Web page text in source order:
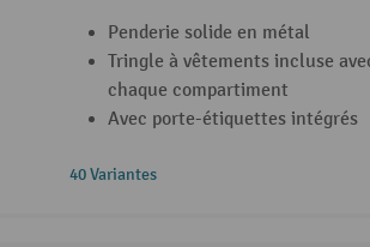
Penderie solide en métal
Tringle à vêtements incluse
chaque compartiment
Avec porte-étiquettes intégrés
40 Variantes